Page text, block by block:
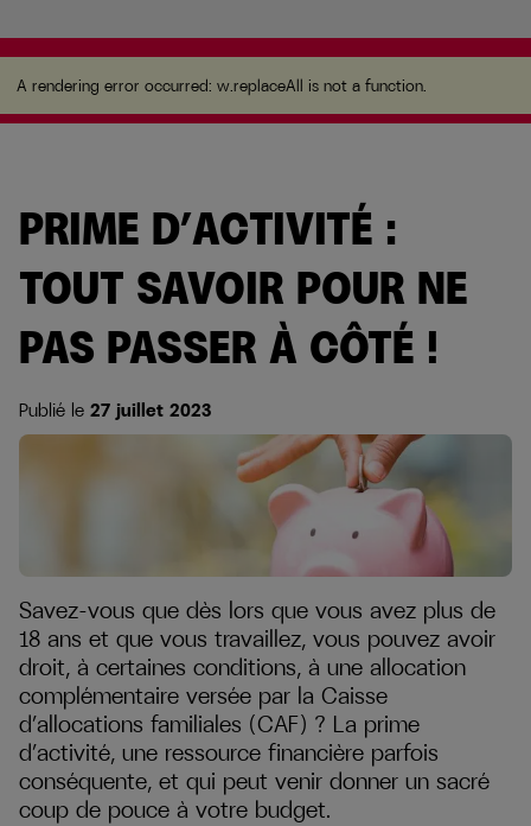
A rendering error occurred:w.replaceAll is not a function.
A rendering error occurred: w.replaceAll is not a function.
PRIME D’ACTIVITÉ :
TOUT SAVOIR POUR NE
PAS PASSER À CÔTÉ !
Publié le 27 juillet 2023
Savez-vous que dès lors que vous avez plus de
18 ans et que vous travaillez, vous pouvez avoir
droit, à certaines conditions, à une allocation
complémentaire versée par la Caisse
d’allocations familiales (CAF) ? La prime
d’activité, une ressource financière parfois
conséquente, et qui peut venir donner un sacré
coup de pouce à votre budget.